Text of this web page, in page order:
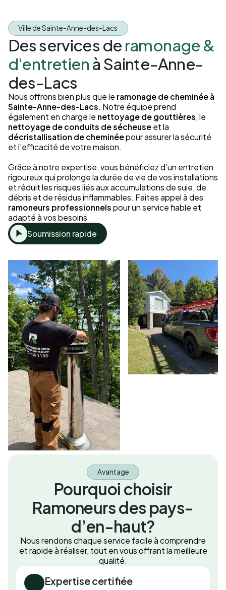
Ville de Sainte-Anne-des-Lacs
Des services de ramonage &
d'entretien à Sainte-Anne-
des-Lacs
Nous offrons bien plus que le ramonage de cheminée à
Sainte-Anne-des-Lacs . Notre équipe prend
également en charge le nettoyage de gouttières , le
nettoyage de conduits de sécheuseet la
décristallisation de cheminéepour assurer la sécurité
et l’efficacité de votre maison.
Grâce à notre expertise, vous bénéficiez d’un entretien
rigoureux qui prolonge la durée de vie de vos installations
et réduit les risques liés aux accumulations de suie, de
débris et de résidus inflammables. Faites appel à des
ramoneurs professionnels pour un service fiable et
adapté à vos besoins
Soumission rapide
Avantage
Pourquoi choisir
Ramoneurs des pays-
d’en-haut?
Nous rendons chaque service facile à comprendre
et rapide à réaliser, tout en vous offrant la meilleure
qualité.
Expertise certifiée